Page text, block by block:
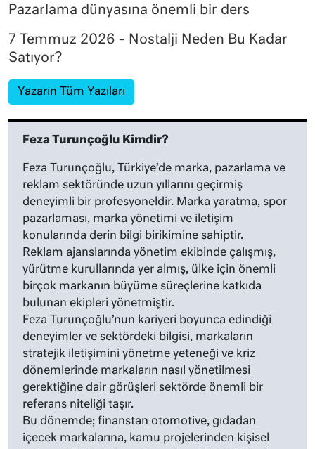
Pazarlama dünyasına önemli bir ders
7 Temmuz 2026 - Nostalji Neden Bu Kadar
Satıyor?
Yazarın Tüm Yazıları
Feza Turunçoğlu Kimdir?
Feza Turunçoğlu, Türkiye’de marka, pazarlama ve
reklam sektöründe uzun yıllarını geçirmiş
deneyimli bir profesyoneldir. Marka yaratma, spor
pazarlaması, marka yönetimi ve iletişim
konularında derin bilgi birikimine sahiptir.
Reklam ajanslarında yönetim ekibinde çalışmış,
yürütme kurullarında yer almış, ülke için önemli
birçok markanın büyüme süreçlerine katkıda
bulunan ekipleri yönetmiştir.
Feza Turunçoğlu’nun kariyeri boyunca edindiği
deneyimler ve sektördeki bilgisi, markaların
stratejik iletişimini yönetme yeteneği ve kriz
dönemlerinde markaların nasıl yönetilmesi
gerektiğine dair görüşleri sektörde önemli bir
referans niteliği taşır.
Bu dönemde; finanstan otomotive, gıdadan
içecek markalarına, kamu projelerinden kişisel